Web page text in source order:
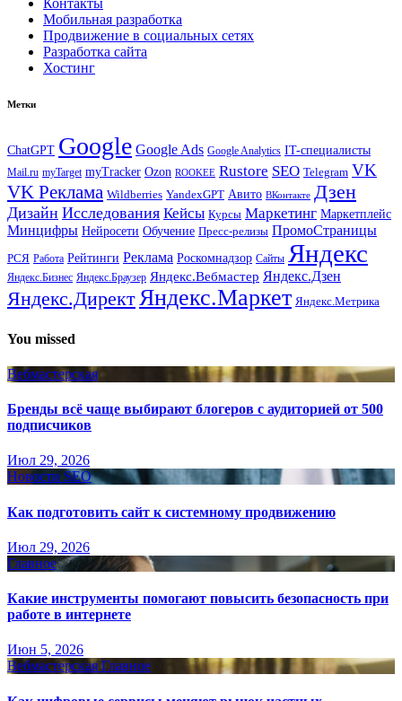
Контакты
Мобильная разработка
Продвижение в социальных сетях
Разработка сайта
Хостинг
Метки
ChatGPT Google Google Ads Google Analytics IT-специалисты
Mail.ru myTarget myTracker Ozon ROOKEE Rustore SEO Telegram VK
VK Реклама Wildberries YandexGPT Авито ВКонтакте Дзен
Дизайн Исследования Кейсы Курсы Маркетинг Маркетплейс
Минцифры Нейросети Обучение Пресс-релизы ПромоСтраницы
РСЯ Работа Рейтинги Реклама Роскомнадзор Сайты Яндекс
Яндекс.Бизнес Яндекс.Браузер Яндекс.Вебмастер Яндекс.Дзен
Яндекс.ДиректЯндекс.Маркет Яндекс.Метрика
You missed
Вебмастерская
Бренды всё чаще выбирают блогеров с аудиторией от 500
подписчиков
Июл 29, 2026
Новости SEO
Как подготовить сайт к системному продвижению
Июл 29, 2026
Главное
Какие инструменты помогают повысить безопасность при
работе в интернете
Июн 5, 2026
Вебмастерская Главное